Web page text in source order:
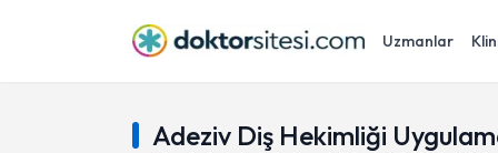
Uzmanlar
Adeziv Diş Hekimliği